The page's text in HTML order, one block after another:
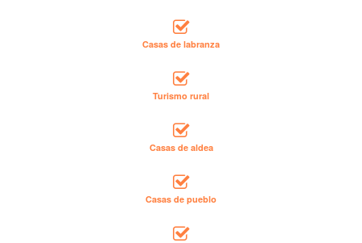
Casas de labranza
Turismo rural
Casas de aldea
Casas de pueblo